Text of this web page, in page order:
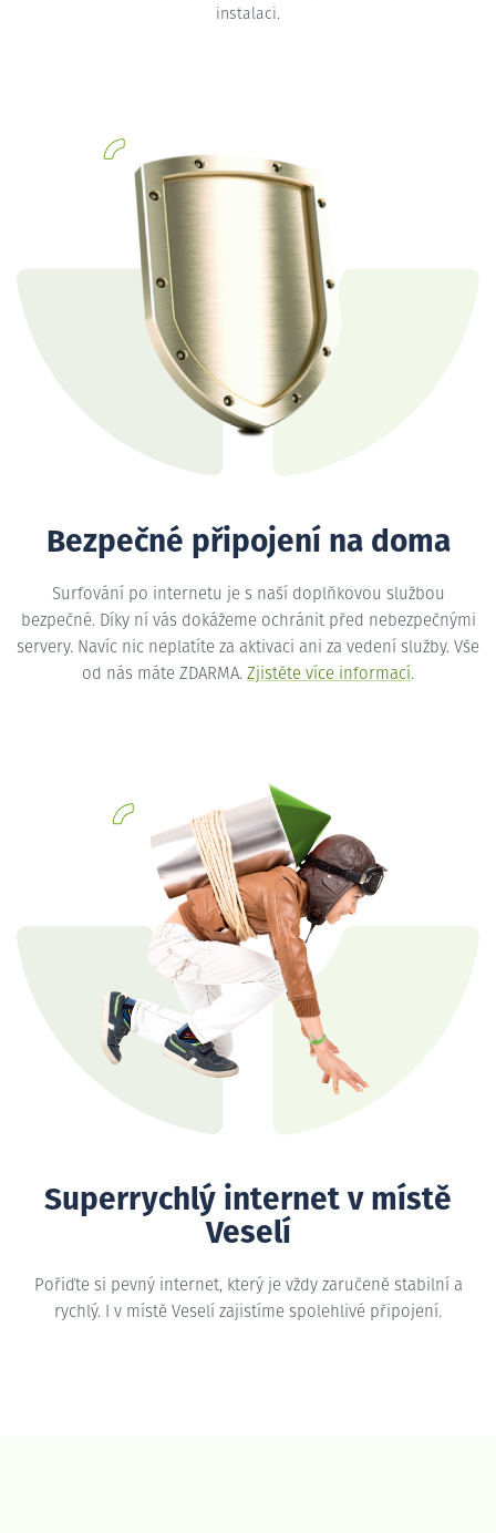
instalaci.
Bezpečné připojení na doma
Surfování po internetu je s naší doplňkovou službou
bezpečné. Díky ní vás dokážeme ochránit před nebezpečnými
servery. Navíc nic neplatíte za aktivaci ani za vedení služby. Vše
od nás máte ZDARMA. Zjistěte více informací.
Superrychlý internet v místě
Veselí
Pořiďte si pevný internet, který je vždy zaručeně stabilní a
rychlý. I v místě Veselí zajistíme spolehlivé připojení.